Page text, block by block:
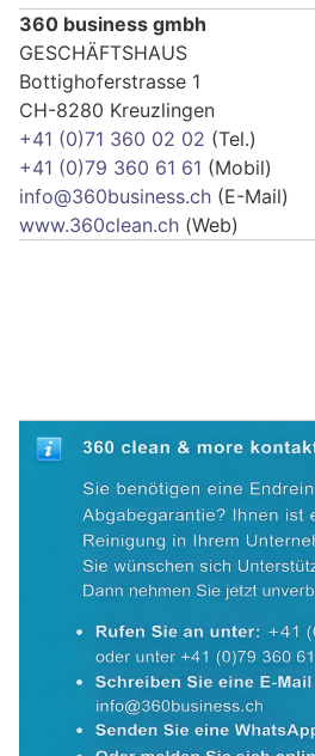
360 business gmbh
GESCHÄFTSHAUS
Bottighoferstrasse 1
CH-8280 Kreuzlingen
+41 (0)71 360 02 02 (Tel.)
+41 (0)79 360 61 61 (Mobil)
info@360business.ch (E-Mail)
www.360clean.ch (Web)